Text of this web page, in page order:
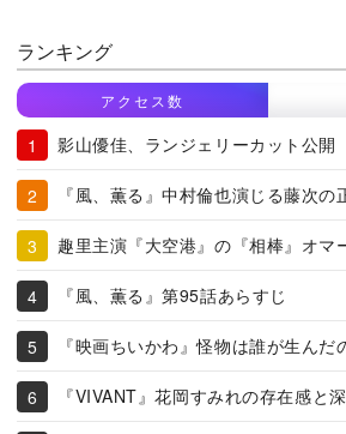
ランキング
アクセス数
影山優佳、ランジェリーカット公開
『風、薫る』中村倫也演じる藤次の
趣里主演『大空港』の『相棒』オマ
『風、薫る』第95話あらすじ
『映画ちいかわ』怪物は誰が生ん
『VIVANT』花岡すみれの存在感と